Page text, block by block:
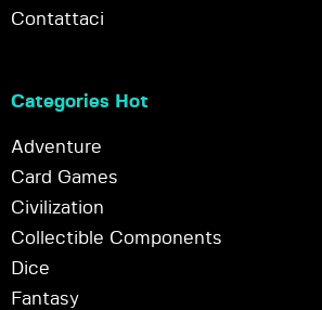
Contattaci
Categories Hot
Adventure
Card Games
Civilization
Collectible Components
Dice
Fantasy